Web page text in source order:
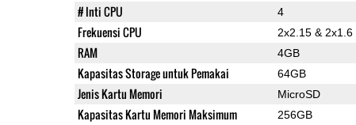
# Inti CPU 4
Frekuensi CPU 2x2.15 & 2x1.6
RAM 4GB
Kapasitas Storage untuk Pemakai 64GB
Jenis Kartu Memori MicroSD
Kapasitas Kartu Memori Maksimum 256GB